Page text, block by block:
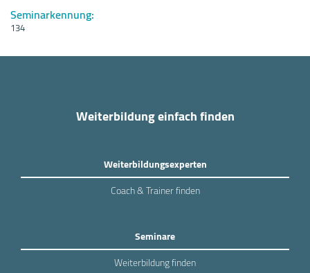
Seminarkennung:
134
Weiterbildung einfach finden
Weiterbildungsexperten
Coach & Trainer finden
Seminare
Weiterbildung finden